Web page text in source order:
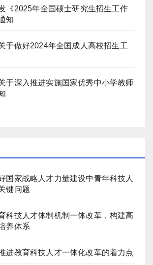
《2025年全国硕士研究生招生工作
知
于做好2024年全国成人高校招生工
于深入推进实施国家优秀中小学教师
国家战略人才力量建设中青年科技人
键问题
科技人才体制机制一体改革，构建高
养体系
进教育科技人才一体化改革的着力点